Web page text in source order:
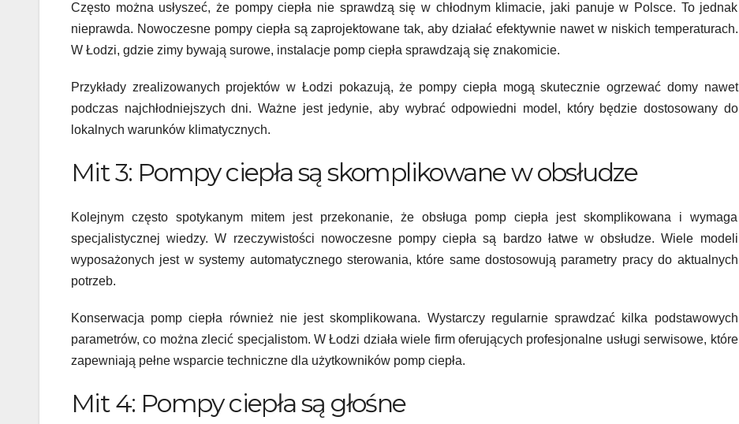
Często można usłyszeć, że pompy ciepła nie sprawdzą się w chłodnym klimacie, jaki panuje w Polsce. To jednak
nieprawda. Nowoczesne pompy ciepła są zaprojektowane tak, aby działać efektywnie nawet w niskich temperaturach.
W Łodzi, gdzie zimy bywają surowe, instalacje pomp ciepła sprawdzają się znakomicie.
Przykłady zrealizowanych projektów w Łodzi pokazują, że pompy ciepła mogą skutecznie ogrzewać domy nawet
podczas najchłodniejszych dni. Ważne jest jedynie, aby wybrać odpowiedni model, który będzie dostosowany do
lokalnych warunków klimatycznych.
Mit 3: Pompy ciepła są skomplikowane w obsłudze
Kolejnym często spotykanym mitem jest przekonanie, że obsługa pomp ciepła jest skomplikowana i wymaga
specjalistycznej wiedzy. W rzeczywistości nowoczesne pompy ciepła są bardzo łatwe w obsłudze. Wiele modeli
wyposażonych jest w systemy automatycznego sterowania, które same dostosowują parametry pracy do aktualnych
potrzeb.
Konserwacja pomp ciepła również nie jest skomplikowana. Wystarczy regularnie sprawdzać kilka podstawowych
parametrów, co można zlecić specjalistom. W Łodzi działa wiele firm oferujących profesjonalne usługi serwisowe, które
zapewniają pełne wsparcie techniczne dla użytkowników pomp ciepła.
Mit 4: Pompy ciepła są głośne